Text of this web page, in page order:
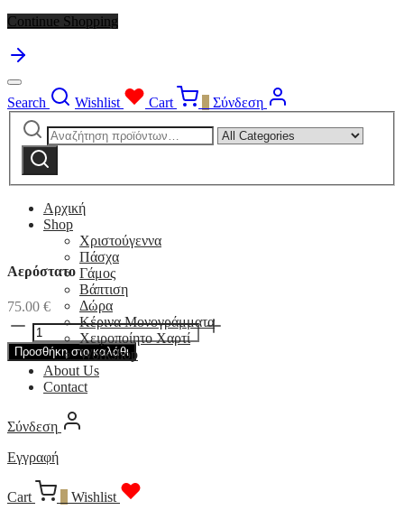
Αερόστατο
75.00 €
Αερόστατο
ποσότητα
Προσθήκη στο καλάθι
Continue Shopping
Search Wishlist Cart
Σύνδεση
Αναζήτηση
για:
Narrow
by
Αναζήτηση
Αρχική
Shop
Χριστούγεννα
Πάσχα
Γάμος
Βάπτιση
Δώρα
Κέρινα Μονογράμματα
Χειροποίητο Χαρτί
Workshop
About Us
Contact
Σύνδεση
Εγγραφή
Cart Wishlist